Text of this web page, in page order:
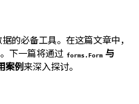
的必备工具。在这篇文章中，
下一篇将通过 forms.Form 与
案例来深入探讨。